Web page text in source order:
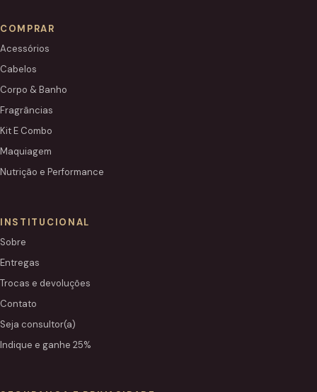
COMPRAR
Acessórios
Cabelos
Corpo & Banho
Fragrâncias
Kit E Combo
Maquiagem
Nutrição e Performance
INSTITUCIONAL
Sobre
Entregas
Trocas e devoluções
Contato
Seja consultor(a)
Indique e ganhe 25%